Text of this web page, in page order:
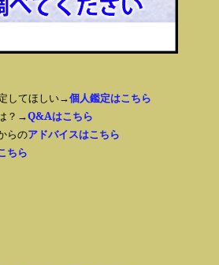
してほしい→個人鑑定はこちら
？→Q&Aはこちら
らのアドバイスはこちら
ちら